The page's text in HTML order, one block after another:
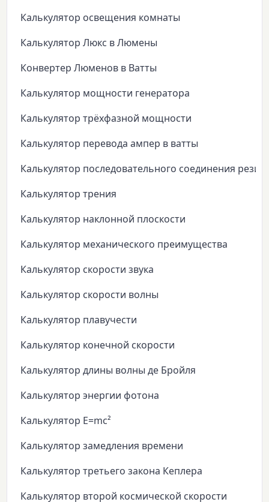
Калькулятор освещения комнаты
Калькулятор Люкс в Люмены
Конвертер Люменов в Ватты
Калькулятор мощности генератора
Калькулятор трёхфазной мощности
Калькулятор перевода ампер в ватты
Калькулятор последовательного соединения
Калькулятор трения
Калькулятор наклонной плоскости
Калькулятор механического преимущества
Калькулятор скорости звука
Калькулятор скорости волны
Калькулятор плавучести
Калькулятор конечной скорости
Калькулятор длины волны де Бройля
Калькулятор энергии фотона
Калькулятор E=mc²
Калькулятор замедления времени
Калькулятор третьего закона Кеплера
Калькулятор второй космической скорости